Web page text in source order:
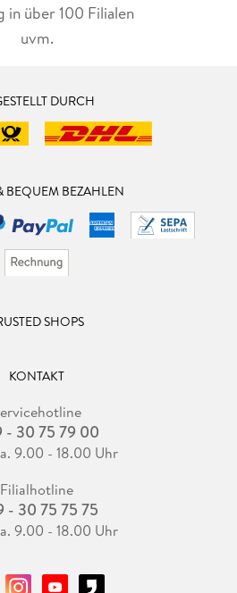
in über 100 Filialen
uvm.
DURCH
BEQUEM BEZAHLEN
SHOPS
KONTAKT
- 30 75 79 00
9.00 - 18.00 Uhr
Filialhotline
- 30 75 75 75
9.00 - 18.00 Uhr